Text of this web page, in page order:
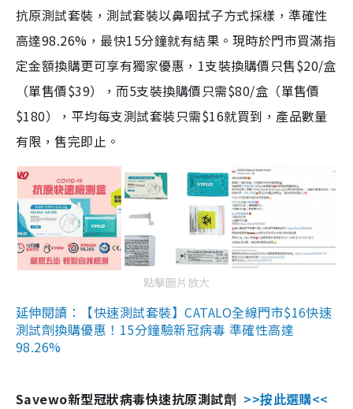
抗原測試套裝，測試套裝以鼻咽拭子方式採樣，準確性
高達98.26%，最快15分鐘就有結果。現時於門市買滿指
定金額換購更可享有獨家優惠，1支裝換購價只售$20/盒
（單售價$39），而5支裝換購價只需$80/盒（單售價
$180），平均每支測試套裝只需$16就買到，產品數量
有限，售完即止。
點擊圖片放大
延伸閱讀：【快速測試套裝】CATALO全線門市$16快速
測試劑換購優惠！15分鐘驗新冠病毒 準確性高達
98.26%
Savewo新型冠狀病毒快速抗原測試劑 >>按此選購<<